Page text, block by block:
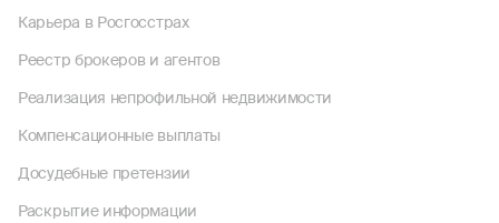
Карьера в Росгосстрах
Реестр брокеров и агентов
Реализация непрофильной недвижимости
Компенсационные выплаты
Досудебные претензии
Раскрытие информации